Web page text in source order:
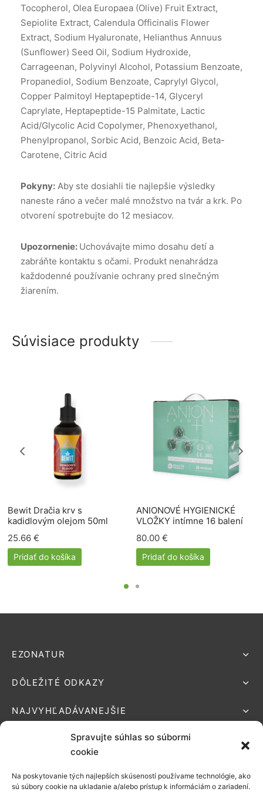
Spravujte súhlas so súbormi
cookie
Na poskytovanie tých najlepších skúseností používame technológie, ako
sú súbory cookie na ukladanie a/alebo prístup k informáciám o zariadení.
Tocopherol, Olea Europaea (Olive) Fruit Extract,
Sepiolite Extract, Calendula Officinalis Flower
Extract, Sodium Hyaluronate, Helianthus Annuus
(Sunflower) Seed Oil, Sodium Hydroxide,
Carrageenan, Polyvinyl Alcohol, Potassium Benzoate,
Propanediol, Sodium Benzoate, Caprylyl Glycol,
Copper Palmitoyl Heptapeptide-14, Glyceryl
Caprylate, Heptapeptide-15 Palmitate, Lactic
Acid/Glycolic Acid Copolymer, Phenoxyethanol,
Phenylpropanol, Sorbic Acid, Benzoic Acid, Beta-
Carotene, Citric Acid
Pokyny: Aby ste dosiahli tie najlepšie výsledky
naneste ráno a večer malé množstvo na tvár a krk. Po
otvorení spotrebujte do 12 mesiacov.
Upozornenie: Uchovávajte mimo dosahu detí a
zabráňte kontaktu s očami. Produkt nenahrádza
každodenné používanie ochrany pred slnečným
žiarením.
Súvisiace produkty
Bewit Dračia krv s
kadidlovým olejom 50ml
25.66 €
Pridať do košíka
ANIONOVÉ HYGIENICKÉ
VLOŽKY intímne 16 balení
80.00 €
Pridať do košíka
EZONATUR
DÔLEŽITÉ ODKAZY
NAJVYHĽADÁVANEJŠIE
Podporované platby: